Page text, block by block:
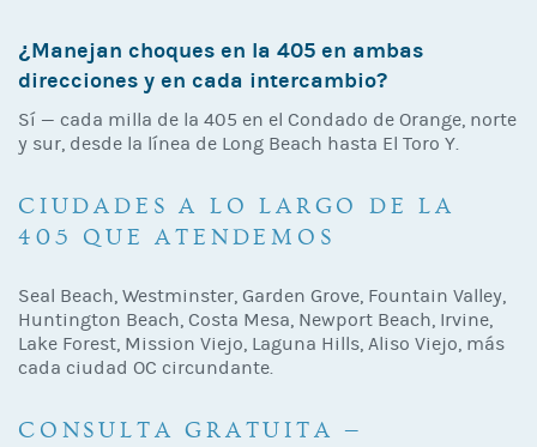
¿Manejan choques en la 405 en ambas
direcciones y en cada intercambio?
Sí — cada milla de la 405 en el Condado de Orange, norte
y sur, desde la línea de Long Beach hasta El Toro Y.
CIUDADES A LO LARGO DE LA
405 QUE ATENDEMOS
Seal Beach, Westminster, Garden Grove, Fountain Valley,
Huntington Beach, Costa Mesa, Newport Beach, Irvine,
Lake Forest, Mission Viejo, Laguna Hills, Aliso Viejo, más
cada ciudad OC circundante.
CONSULTA GRATUITA —